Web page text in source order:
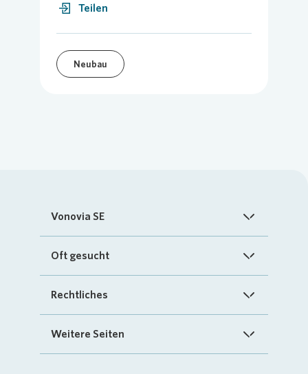
Teilen
Neubau
Vonovia SE
Startseite
Investoren
Oft gesucht
FAQ
„Mein Vonovia“ App
Rechtliches
Impressum
Weitere Seiten